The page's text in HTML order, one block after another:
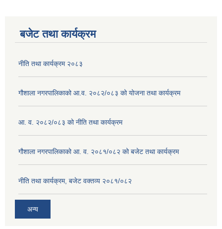
बजेट तथा कार्यक्रम
नीति तथा कार्यक्रम २०८३
गौशाला नगरपालिकाको आ.व. २०८२/०८३ को योजना तथा कार्यक्रम
आ. व. २०८२/०८३ को नीति तथा कार्यक्रम
गौशाला नगरपालिकाको आ. व. २०८१/०८२ को बजेट तथा कार्यक्रम
नीति तथा कार्यक्रम, बजेट वक्तव्य २०८१/०८२
अन्य